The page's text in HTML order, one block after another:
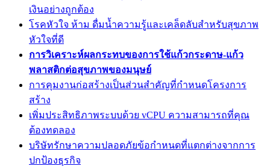
เงินอย่างถูกต้อง
โรคหัวใจ ห้าม ดื่มน้ำความรู้และเคล็ดลับสำหรับสุขภาพ
หัวใจที่ดี
การวิเคราะห์ผลกระทบของการใช้แก้วกระดาษ-แก้ว
พลาสติกต่อสุขภาพของมนุษย์
การคุมงานก่อสร้างเป็นส่วนสำคัญที่กำหนดโครงการ
สร้าง
เพิ่มประสิทธิภาพระบบด้วย vCPU ความสามารถที่คุณ
ต้องทดลอง
บริษัทรักษาความปลอดภัยข้อกำหนดที่แตกต่างจากการ
ปกป้องธุรกิจ